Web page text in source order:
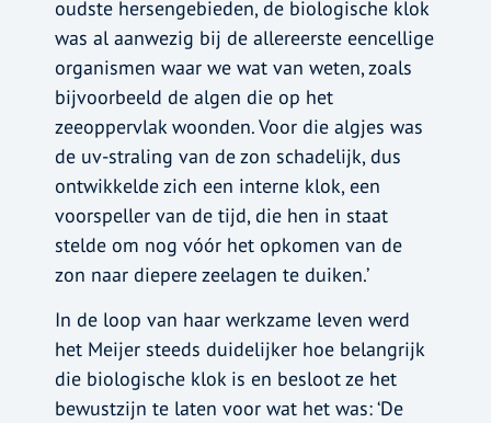
oudste hersengebieden, de biologische klok
was al aanwezig bij de allereerste eencellige
organismen waar we wat van weten, zoals
bijvoorbeeld de algen die op het
zeeoppervlak woonden. Voor die algjes was
de uv-straling van de zon schadelijk, dus
ontwikkelde zich een interne klok, een
voorspeller van de tijd, die hen in staat
stelde om nog vóór het opkomen van de
zon naar diepere zeelagen te duiken.’
In de loop van haar werkzame leven werd
het Meijer steeds duidelijker hoe belangrijk
die biologische klok is en besloot ze het
bewustzijn te laten voor wat het was: ‘De